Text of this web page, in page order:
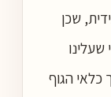
שכן
כלאי הגוף